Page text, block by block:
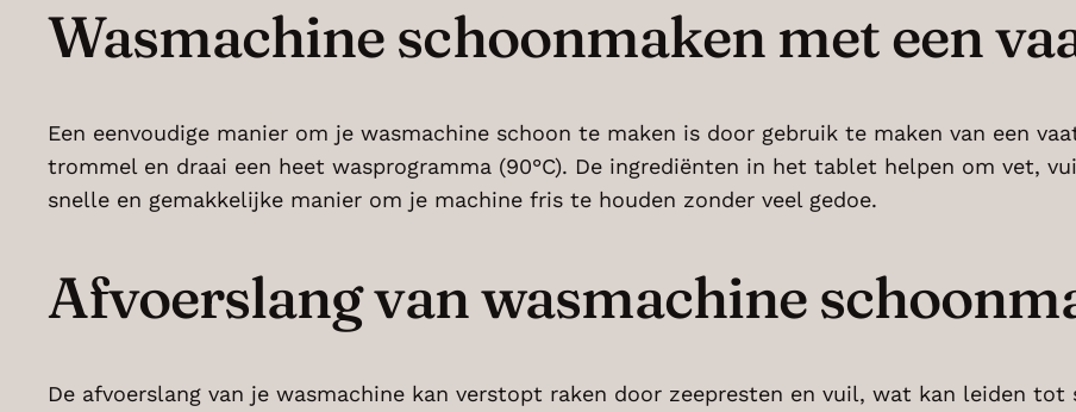
Wasmachine schoonmaken met een
Een eenvoudige manier om je wasmachine schoon te maken is door gebruik te maken van een
trommel en draai een heet wasprogramma (90°C). De ingrediënten in het tablet helpen om vet,
snelle en gemakkelijke manier om je machine fris te houden zonder veel gedoe.
Afvoerslang van wasmachine
De afvoerslang van je wasmachine kan verstopt raken door zeepresten en vuil, wat kan leiden